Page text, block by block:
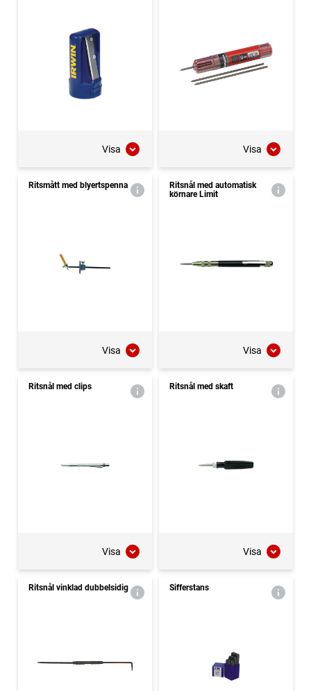
Visa Visa
Ritsmått med blyertspenna
Visa
Ritsnål med automatisk
körnare Limit
Visa
Ritsnål med clips
Visa
Ritsnål med skaft
Visa
Ritsnål vinklad dubbelsidig Sifferstans